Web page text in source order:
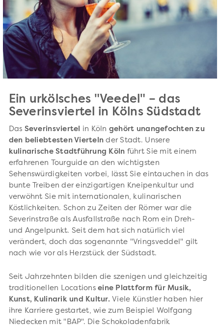
Ein urkölsches "Veedel" – das
Severinsviertel in Kölns Südstadt
Das Severinsviertel in Köln gehört unangefochten zu
den beliebtesten Vierteln der Stadt. Unsere
kulinarische Stadtführung Köln führt Sie mit einem
erfahrenen Tourguide an den wichtigsten
Sehenswürdigkeiten vorbei, lässt Sie eintauchen in das
bunte Treiben der einzigartigen Kneipenkultur und
verwöhnt Sie mit internationalen, kulinarischen
Köstlichkeiten. Schon zu Zeiten der Römer war die
Severinstraße als Ausfallstraße nach Rom ein Dreh-
und Angelpunkt. Seit dem hat sich natürlich viel
verändert, doch das sogenannte "Vringsveddel" gilt
nach wie vor als Herzstück der Südstadt.
Seit Jahrzehnten bilden die szenigen und gleichzeitig
traditionellen Locationseine Plattform für Musik,
Kunst, Kulinarik und Kultur. Viele Künstler haben hier
ihre Karriere gestartet, wie zum Beispiel Wolfgang
Niedecken mit "BAP". Die Schokoladenfabrik